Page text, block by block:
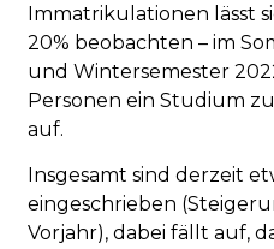
Immatrikulationen lässt
20% beobachten – im
und Wintersemester
Personen ein Studium
auf.
Insgesamt sind derzeit
eingeschrieben
Vorjahr), dabei fällt auf,